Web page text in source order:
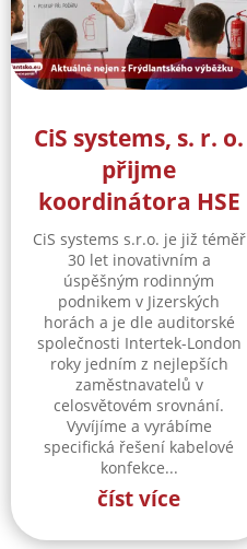
CiS systems, s. r. o.
přijme
koordinátora HSE
CiS systems s.r.o. je již téměř
30 let inovativním a
úspěšným rodinným
podnikem v Jizerských
horách a je dle auditorské
společnosti Intertek-London
roky jedním z nejlepších
zaměstnavatelů v
celosvětovém srovnání.
Vyvíjíme a vyrábíme
specifická řešení kabelové
konfekce...
číst více